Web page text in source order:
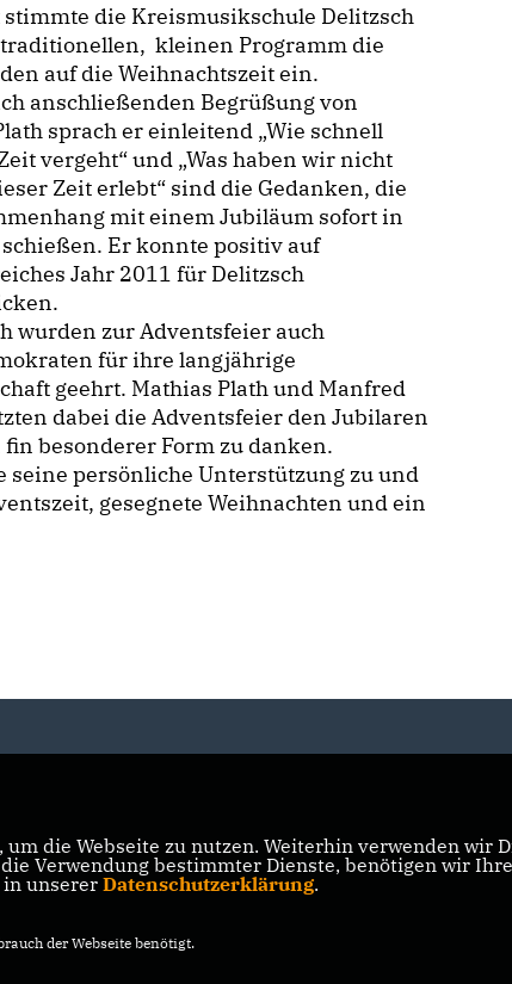
stimmte die Kreismusikschule Delitzsch
kleinen Programm die
auf die Weihnachtszeit ein.
anschließenden Begrüßung von
sprach er einleitend „Wie schnell
vergeht“ und „Was haben wir nicht
Zeit erlebt“ sind die Gedanken, die
mit einem Jubiläum sofort in
Er konnte positiv auf
Jahr 2011 für Delitzsch
wurden zur Adventsfeier auch
für ihre langjährige
geehrt. Mathias Plath und Manfred
dabei die Adventsfeier den Jubilaren
fin besonderer Form zu danken.
seine persönliche Unterstützung zu und
gesegnete Weihnachten und ein
die Webseite zu nutzen. Weiterhin verwenden
Verwendung bestimmter Dienste, benötigen wir
unserer Datenschutzerklärung.
der Webseite benötigt.